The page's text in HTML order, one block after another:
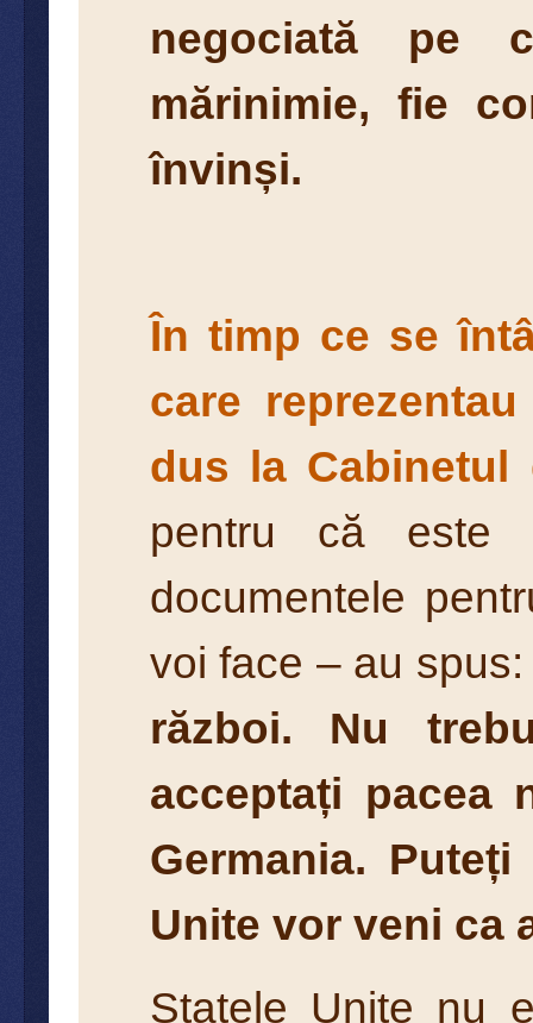
negociată pe
mărinimie, fie
învinși.
În timp ce se
care
dus la Cabinetul
pentru că este
documentele
voi face – au
război. Nu
acceptați pacea
Germania.
Unite vor veni ca
Statele Unite nu